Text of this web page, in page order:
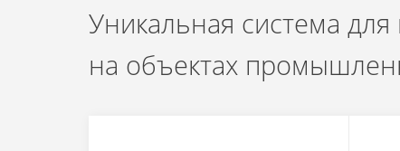
Уникальная система
на объектах